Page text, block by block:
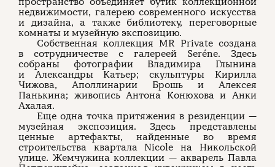
недвижимости, галерею современного искусства
и дизайна, а также библиотеку, переговорные
комнаты и музейную экспозицию.
Собственная коллекция MR Private создана
в сотрудничестве с галереей Seréne. Здесь
собраны фотографии Владимира Глынина
и Александры Катьер; скульптуры Кирилла
Чижова, Аполлинарии Брошь и Алексея
Панькина; живопись Антона Конюхова и Анки
Ахалая.
Еще одна точка притяжения в резиденции —
музейная экспозиция. Здесь представлены
ценные артефакты, найденные во время
строительства квартала Nicole на Никольской
улице. Жемчужина коллекции — акварель Павла